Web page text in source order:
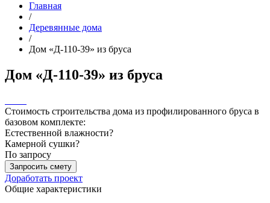
Главная
/
Деревянные дома
/
Дом «Д-110-39» из бруса
Дом «Д-110-39» из бруса
Стоимость строительства дома из профилированного бруса в
базовом комплекте:
Естественной влажности?
Камерной сушки?
По запросу
Запросить смету
Доработать проект
Общие характеристики